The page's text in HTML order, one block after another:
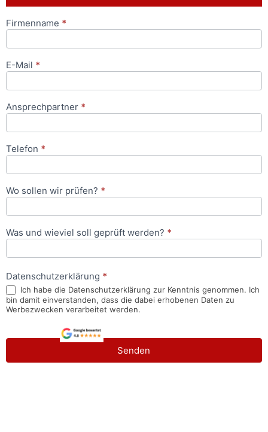
Anfrageformular
Firmenname *
E-Mail *
Ansprechpartner *
Telefon *
Wo sollen wir prüfen? *
Was und wieviel soll geprüft werden? *
Datenschutzerklärung *
Ich habe die Datenschutzerklärung zur Kenntnis genommen. Ich
bin damit einverstanden, dass die dabei erhobenen Daten zu
Werbezwecken verarbeitet werden.
Senden